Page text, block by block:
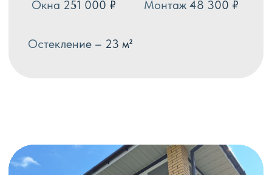
ВЫСОКАЯ ПРОЧНОСТЬ
СВЕТОСТОЙКОСТЬ БОЛЕЕ 20 ЛЕТ
первоначальную насыщенность и глубину